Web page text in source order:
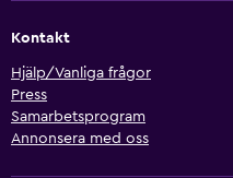
Kontakt
Hjälp/Vanliga frågor
Press
Samarbetsprogram
Annonsera med oss